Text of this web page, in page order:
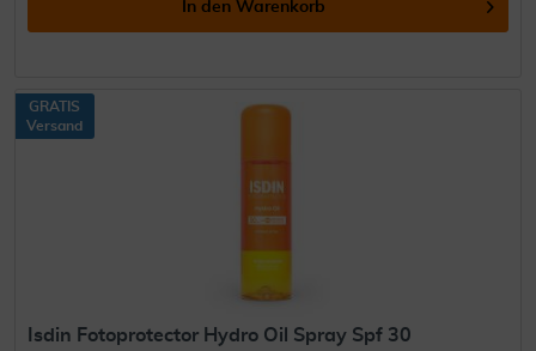
In den Warenkorb
GRATIS
Versand
Isdin Fotoprotector Hydro Oil Spray Spf 30